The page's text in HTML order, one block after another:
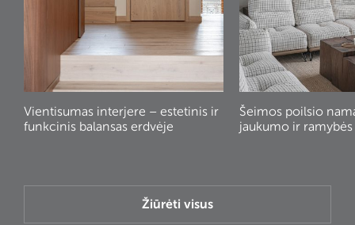
Vientisumas interjere – estetinis ir
funkcinis balansas erdvėje
Šeimos poilsio
jaukumo ir
Žiūrėti visus